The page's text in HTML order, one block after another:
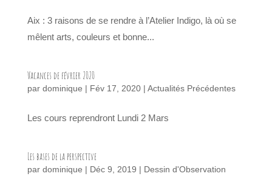
Aix : 3 raisons de se rendre à l’Atelier Indigo, là où se
mêlent arts, couleurs et bonne...
Vacances de février 2020
par dominique | Fév 17, 2020| Actualités Précédentes
Les cours reprendront Lundi 2 Mars
Les bases de la perspective
par dominique | Déc 9, 2019 | Dessin d'Observation